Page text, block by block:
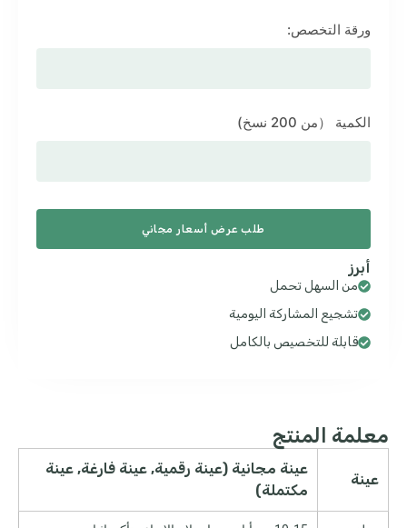
ورقة التخصص:
الكمية （من 200 نسخ)
طلب عرض أسعار مجاني
أبرز
من السهل تحمل
تشجيع المشاركة اليومية
قابلة للتخصيص بالكامل
معلمة المنتج
عينة
عينة مجانية (عينة رقمية, عينة فارغة, عينة
مكتملة)